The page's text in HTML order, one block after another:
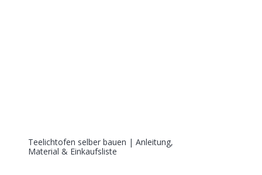
Teelichtofen selber bauen | Anleitung,
Material & Einkaufsliste